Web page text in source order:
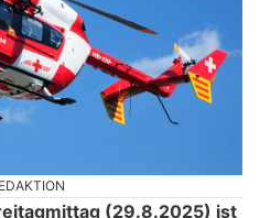
(29.8.2025) ist